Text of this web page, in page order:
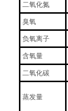
二氧化氮
臭氧
负氧离子
含氧量
二氧化碳
蒸发量